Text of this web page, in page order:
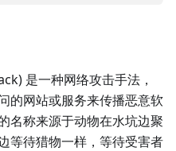
是一种网络攻击手法，
的网站或服务来传播恶意软
名称来源于动物在水坑边聚
等待猎物一样，等待受害者